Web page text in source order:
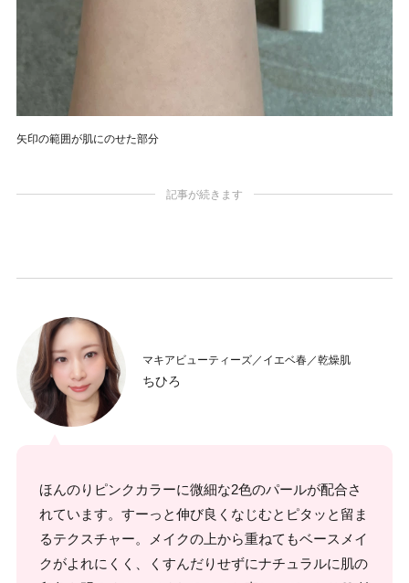
矢印の範囲が肌にのせた部分
記事が続きます
マキアビューティーズ／イエベ春／乾燥肌
ちひろ
ほんのりピンクカラーに微細な2色のパールが配合さ
れています。すーっと伸び良くなじむとピタッと留ま
るテクスチャー。メイクの上から重ねてもベースメイ
クがよれにくく、くすんだりせずにナチュラルに肌の